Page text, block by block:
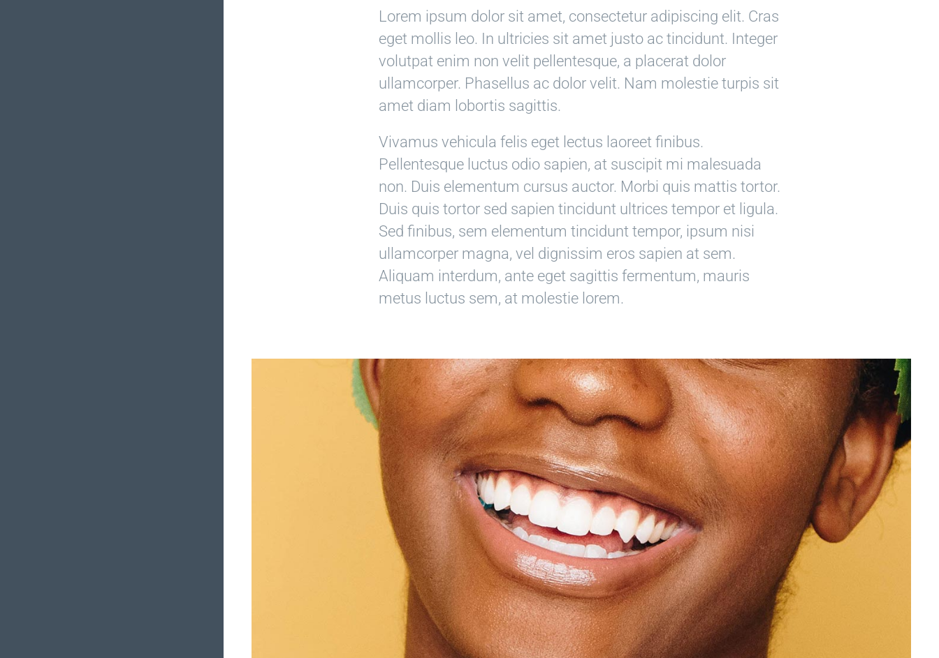
Lorem ipsum dolor sit amet, consectetur adipiscing elit. Cras
eget mollis leo. In ultricies sit amet justo ac tincidunt. Integer
volutpat enim non velit pellentesque, a placerat dolor
ullamcorper. Phasellus ac dolor velit. Nam molestie turpis sit
amet diam lobortis sagittis.
Vivamus vehicula felis eget lectus laoreet finibus.
Pellentesque luctus odio sapien, at suscipit mi malesuada
non. Duis elementum cursus auctor. Morbi quis mattis tortor.
Duis quis tortor sed sapien tincidunt ultrices tempor et ligula.
Sed finibus, sem elementum tincidunt tempor, ipsum nisi
ullamcorper magna, vel dignissim eros sapien at sem.
Aliquam interdum, ante eget sagittis fermentum, mauris
metus luctus sem, at molestie lorem.